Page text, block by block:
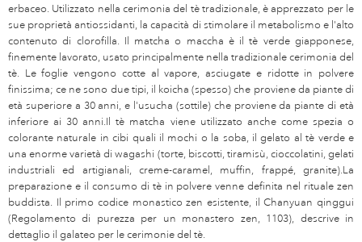
erbaceo. Utilizzato nella cerimonia del tè tradizionale, è apprezzato per le
sue proprietà antiossidanti, la capacità di stimolare il metabolismo e l'alto
contenuto di clorofilla. Il matcha o maccha è il tè verde giapponese,
finemente lavorato, usato principalmente nella tradizionale cerimonia del
tè. Le foglie vengono cotte al vapore, asciugate e ridotte in polvere
finissima; ce ne sono due tipi, il koicha (spesso) che proviene da piante di
età superiore a 30 anni, e l'usucha (sottile) che proviene da piante di età
inferiore ai 30 anni.Il tè matcha viene utilizzato anche come spezia o
colorante naturale in cibi quali il mochi o la soba, il gelato al tè verde e
una enorme varietà di wagashi (torte, biscotti, tiramisù, cioccolatini, gelati
industriali ed artigianali, creme-caramel, muffin, frappé, granite).La
preparazione e il consumo di tè in polvere venne definita nel rituale zen
buddista. Il primo codice monastico zen esistente, il Chanyuan qinggui
(Regolamento di purezza per un monastero zen, 1103), descrive in
dettaglio il galateo per le cerimonie del tè.